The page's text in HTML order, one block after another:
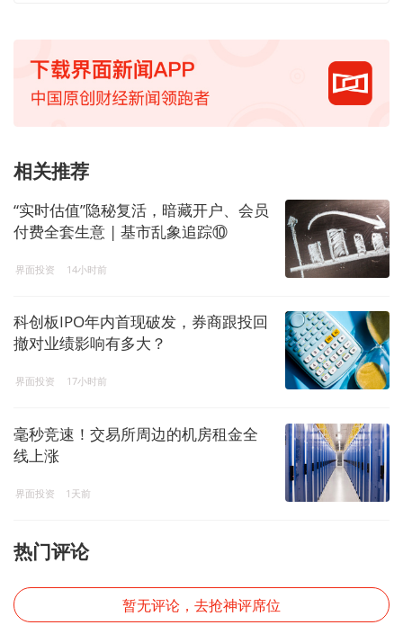
相关推荐
“实时估值”隐秘复活，暗藏开户、会员
付费全套生意 | 基市乱象追踪⑩
界面投资 14小时前
科创板IPO年内首现破发，券商跟投回
撤对业绩影响有多大？
界面投资 17小时前
毫秒竞速！交易所周边的机房租金全
线上涨
界面投资 1天前
热门评论
暂无评论，去抢神评席位